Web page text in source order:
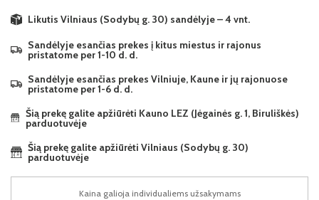
Likutis Vilniaus (Sodybų g. 30) sandėlyje – 4 vnt.
Sandėlyje esančias prekes į kitus miestus ir rajonus
pristatome per 1-10 d. d.
Sandėlyje esančias prekes Vilniuje, Kaune ir jų rajonuose
pristatome per 1-6 d. d.
Šią prekę galite apžiūrėti Kauno LEZ (Jėgainės g. 1, Biruliškės)
parduotuvėje
Šią prekę galite apžiūrėti Vilniaus (Sodybų g. 30)
parduotuvėje
Kaina galioja individualiems užsakymams